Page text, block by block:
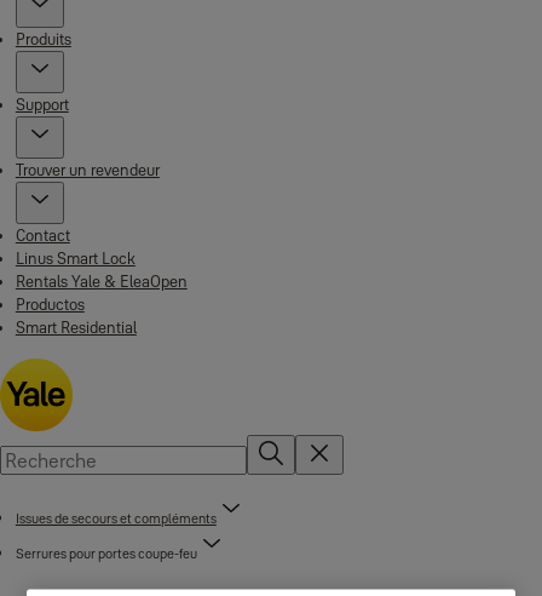
Produits
Support
Trouver un revendeur
Contact
Linus Smart Lock
Rentals Yale & EleaOpen
Productos
Smart Residential
Issues de secours et compléments
Serrures pour portes coupe-feu